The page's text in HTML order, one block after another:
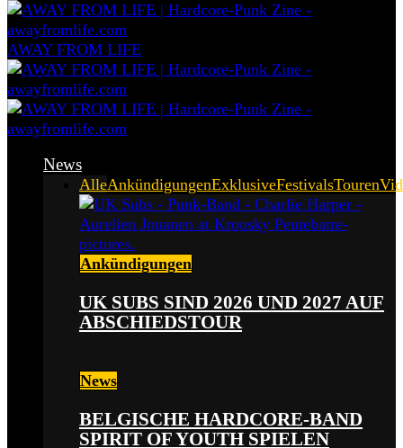
AWAY FROM LIFE
News
AlleAnkündigungenExklusiveFestivalsTouren
Ankündigungen
UK SUBS SIND 2026 UND 2027 AUF
ABSCHIEDSTOUR
News
BELGISCHE HARDCORE-BAND
SPIRIT OF YOUTH SPIELEN